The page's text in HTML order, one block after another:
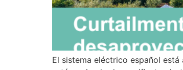
El sistema eléctrico español